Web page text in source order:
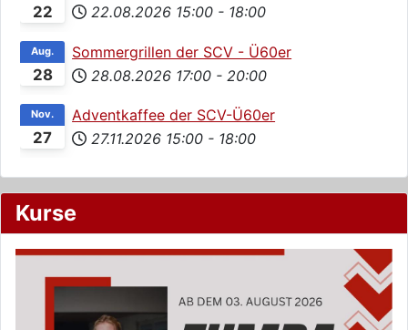
22
22.08.2026 15:00 - 18:00
28
Aug.
Sommergrillen der SCV - Ü60er
28.08.2026 17:00 - 20:00
27
Nov.
Adventkaffee der SCV-Ü60er
27.11.2026 15:00 - 18:00
Kurse